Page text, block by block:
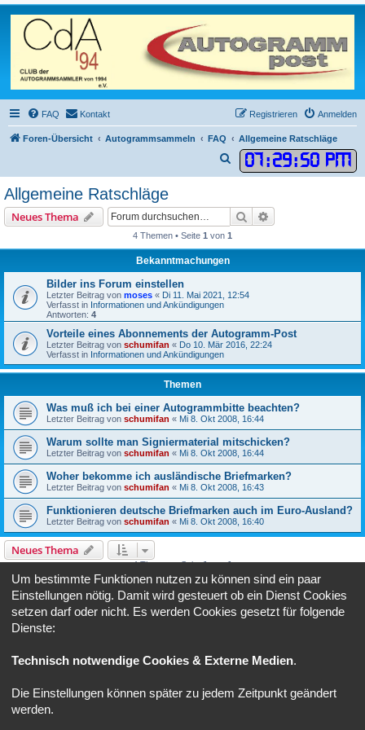
FAQ Kontakt Anmelden
Registrieren
Foren-Übersicht Autogrammsammeln FAQ Allgemeine Ratschläge
07:29:50 PM
u
h
Allgemeine Ratschläge
Neues Thema Suche
4 Themen • Seite 1 von 1
Bekanntmachungen
Bilder ins Forum einstellen
Letzter Beitrag von moses « Di 11. Mai 2021, 12:54
Verfasst in Informationen und Ankündigungen
Antworten: 4
Vorteile eines Abonnements der Autogramm-Post
Letzter Beitrag von schumifan « Do 10. Mär 2016, 22:24
Verfasst in Informationen und Ankündigungen
Themen
Was muß ich bei einer Autogrammbitte beachten?
Letzter Beitrag von schumifan « Mi 8. Okt 2008, 16:44
Warum sollte man Signiermaterial mitschicken?
Letzter Beitrag von schumifan « Mi 8. Okt 2008, 16:44
Woher bekomme ich ausländische Briefmarken?
Letzter Beitrag von schumifan « Mi 8. Okt 2008, 16:43
Funktionieren deutsche Briefmarken auch im Euro-Ausland?
Letzter Beitrag von schumifan « Mi 8. Okt 2008, 16:40
Neues Thema
4 Themen • Seite1von1
Gehe zu
BERECHTIGUNGEN IN DIESEM FORUM
Du darfst deine Beiträge in diesem Forumnicht ändern.
Foren-Übersicht Alle Zeiten sindUTC+02:00
Um bestimmte Funktionen nutzen zu können sind ein paar
Einstellungen nötig. Damit wird gesteuert ob ein Dienst Cookies
setzen darf oder nicht. Es werden Cookies gesetzt für folgende
Dienste:
Technisch notwendige Cookies & Externe Medien.
Die Einstellungen können später zu jedem Zeitpunkt geändert
werden.